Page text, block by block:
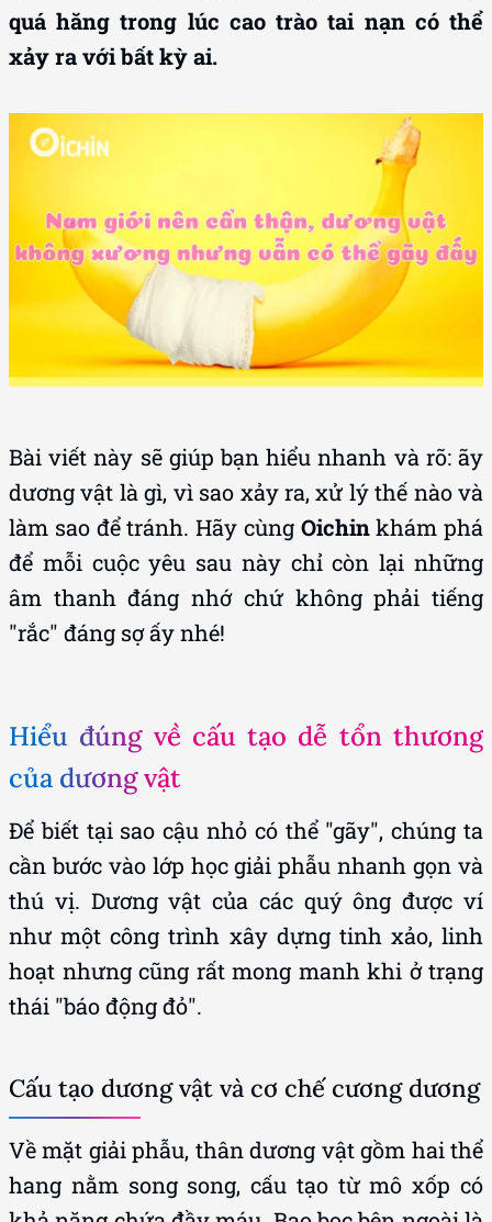
quá hăng trong lúc cao trào tai nạn có thể
xảy ra với bất kỳ ai.
Bài viết này sẽ giúp bạn hiểu nhanh và rõ: ãy
dương vật là gì, vì sao xảy ra, xử lý thế nào và
làm sao để tránh. Hãy cùng Oichinkhám phá
để mỗi cuộc yêu sau này chỉ còn lại những
âm thanh đáng nhớ chứ không phải tiếng
"rắc" đáng sợ ấy nhé!
Hiểu đúng về cấu tạo dễ tổn thương
của dương vật
Để biết tại sao cậu nhỏ có thể "gãy", chúng ta
cần bước vào lớp học giải phẫu nhanh gọn và
thú vị. Dương vật của các quý ông được ví
như một công trình xây dựng tinh xảo, linh
hoạt nhưng cũng rất mong manh khi ở trạng
thái "báo động đỏ".
Cấu tạo dương vật và cơ chế cương dương
Về mặt giải phẫu, thân dương vật gồm hai thể
hang nằm song song, cấu tạo từ mô xốp có